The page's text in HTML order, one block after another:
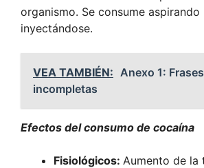
organismo. Se consume
inyectándose.
VEA TAMBIÉN: Anexo 1: Frases
incompletas
Efectos del consumo de cocaína
Fisiológicos: Aumento de la